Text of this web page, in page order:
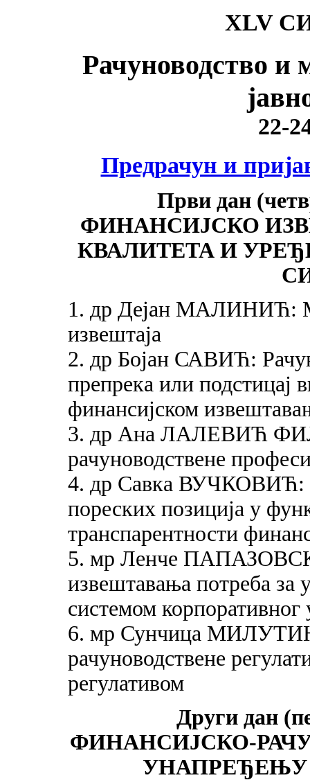
XLV
Рачуноводство и
22-
Предрачун и
Први дан
ФИНАНСИЈСКО
КВАЛИТЕТА И
1. др Дејан МАЛИНИЋ:
извештаја
2. др Бојан САВИЋ:
препрека или подстицај
финансијском
3. др Ана ЛАЛЕВИЋ
рачуноводствене
4. др Савка ВУЧКОВИЋ:
пореских позиција у
транспарентности
5. мр Ленче
извештавања потреба
системом
6. мр Сунчица
рачуноводствене
регулативом
Други дан
ФИНАНСИЈСКО-